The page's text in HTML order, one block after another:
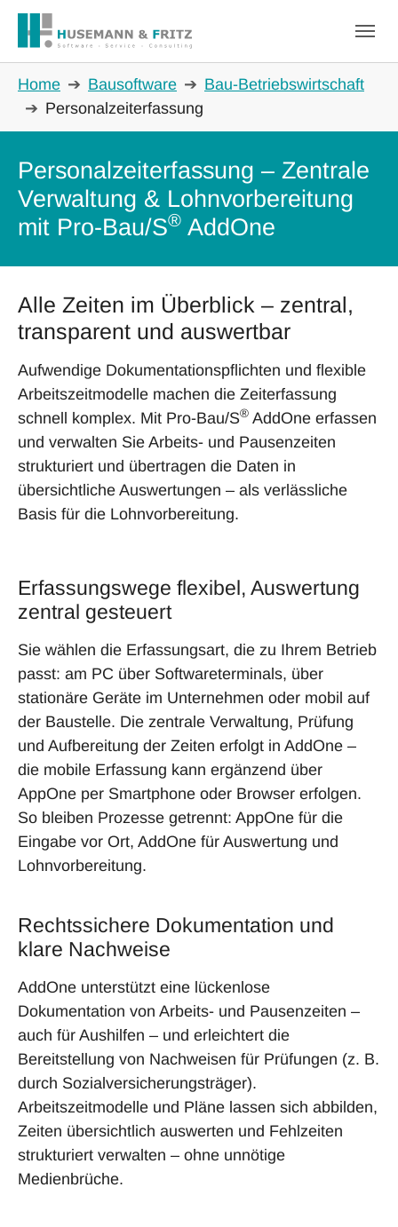
Skip to main navigation
Skip to main content
Skip to page footer
Home Bausoftware
Bau-Betriebswirtschaft
Personalzeiterfassung
Personalzeiterfassung – Zentrale
Verwaltung & Lohnvorbereitung
mit Pro-Bau/S® AddOne
Alle Zeiten im Überblick – zentral,
transparent und auswertbar
Aufwendige Dokumentationspflichten und flexible
Arbeitszeitmodelle machen die Zeiterfassung
schnell komplex. Mit Pro-Bau/S® AddOne erfassen
und verwalten Sie Arbeits- und Pausenzeiten
strukturiert und übertragen die Daten in
übersichtliche Auswertungen – als verlässliche
Basis für die Lohnvorbereitung.
Erfassungswege flexibel, Auswertung
zentral gesteuert
Sie wählen die Erfassungsart, die zu Ihrem Betrieb
passt: am PC über Softwareterminals, über
stationäre Geräte im Unternehmen oder mobil auf
der Baustelle. Die zentrale Verwaltung, Prüfung
und Aufbereitung der Zeiten erfolgt in AddOne –
die mobile Erfassung kann ergänzend über
AppOne per Smartphone oder Browser erfolgen.
So bleiben Prozesse getrennt: AppOne für die
Eingabe vor Ort, AddOne für Auswertung und
Lohnvorbereitung.
Rechtssichere Dokumentation und
klare Nachweise
AddOne unterstützt eine lückenlose
Dokumentation von Arbeits- und Pausenzeiten –
auch für Aushilfen – und erleichtert die
Bereitstellung von Nachweisen für Prüfungen (z. B.
durch Sozialversicherungsträger).
Arbeitszeitmodelle und Pläne lassen sich abbilden,
Zeiten übersichtlich auswerten und Fehlzeiten
strukturiert verwalten – ohne unnötige
Medienbrüche.